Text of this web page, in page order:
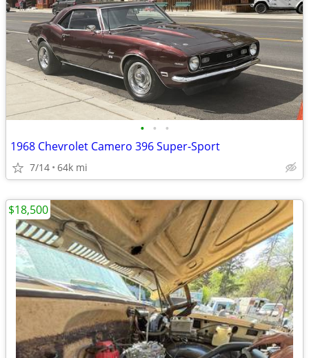
• • •
1968 Chevrolet Camero 396 Super-Sport
7/14 64k mi
$18,500